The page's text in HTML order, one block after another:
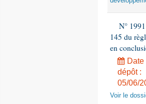
N°
145 du
en
Date
dépôt :
05/06/
Voir le